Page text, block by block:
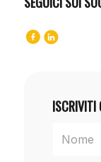
ISCRIVITI